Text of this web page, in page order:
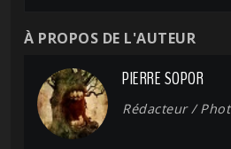
À PROPOS DE L'AUTEUR
PIERRE SOPOR
Rédacteur /